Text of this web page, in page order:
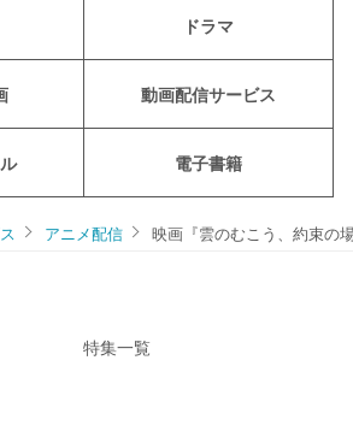
ドラマ
動画配信サービス
電子書籍
アニメ配信 映画『雲のむこう、約束の
特集一覧